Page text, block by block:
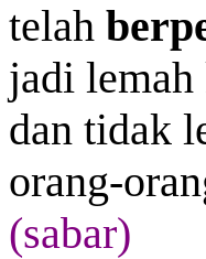
telah
jadi lemah
dan tidak
orang-
(sabar)